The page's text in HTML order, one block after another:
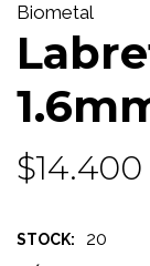
Biometal
STOCK: 20